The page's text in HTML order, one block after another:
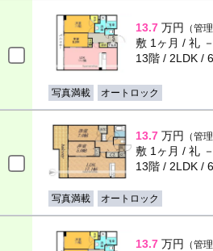
13.7 万円 （管
敷 1ヶ月 / 礼 －
13階 / 2LDK /
写真満載 オートロック
13.7 万円 （管
敷 1ヶ月 / 礼 －
13階 / 2LDK /
写真満載 オートロック
13.7 万円 （管